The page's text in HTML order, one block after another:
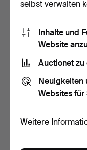
Messing, 20.
selbst verwalten
Inhalte und
Website
Auctionet
Neuigkeiten
Websites für
Weitere